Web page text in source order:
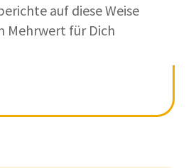
auf diese Weise
Mehrwert für Dich